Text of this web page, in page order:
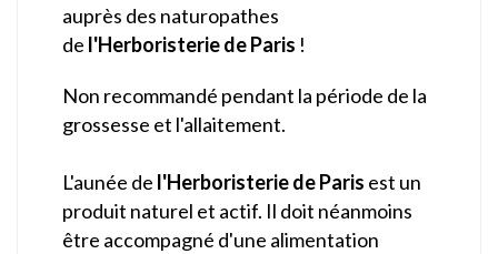
auprès des naturopathes
de l'Herboristerie de Paris !
Non recommandé pendant la période de la
grossesse et l'allaitement.
L'aunée de l'Herboristerie de Paris est un
produit naturel et actif. Il doit néanmoins
être accompagné d'une alimentation